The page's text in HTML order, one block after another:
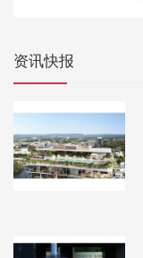
资讯快报